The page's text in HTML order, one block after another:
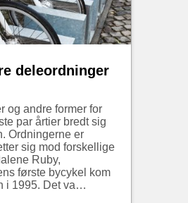
deleordninger
og andre former for
par årtier bredt sig
Ordningerne er
sig mod forskellige
Ruby,
første bycykel kom
i 1995. Det va…